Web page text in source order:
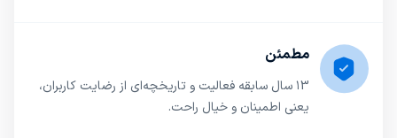
مطمئن
۱3 سال سابقه فعالیت و تاریخچه‌ای از رضایت کاربران،
یعنی اطمینان و خیال راحت.